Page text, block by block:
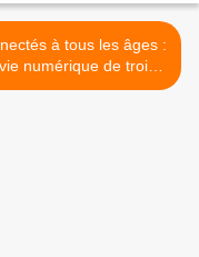
à tous les âges :
numérique de trois
générations >